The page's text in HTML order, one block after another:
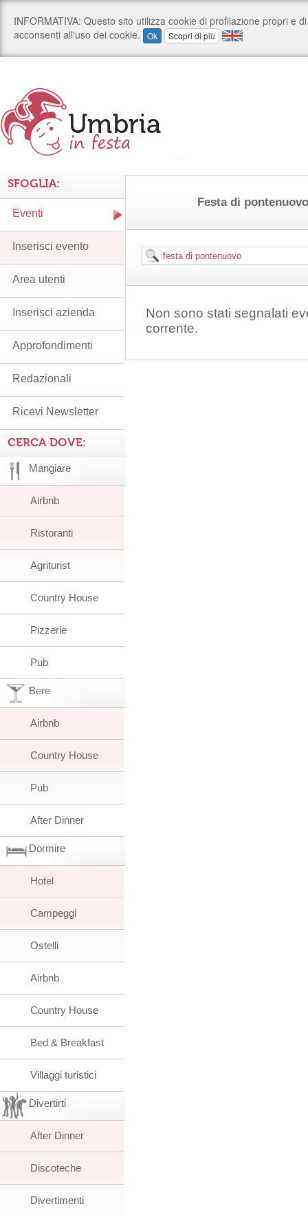
Festa di pontenuovo
Non sono stati segnalati
corrente.
SFOGLIA:
Eventi
Inserisci evento
Area utenti
Inserisci azienda
Approfondimenti
Redazionali
Ricevi Newsletter
CERCA DOVE:
Mangiare
Airbnb
Ristoranti
Agriturist
Country House
Pizzerie
Pub
Bere
Airbnb
Country House
Pub
After Dinner
Dormire
Hotel
Campeggi
Ostelli
Airbnb
Country House
Bed & Breakfast
Villaggi turistici
Divertirti
After Dinner
Discoteche
Divertimenti